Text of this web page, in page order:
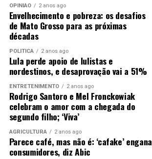
OPINIÃO 2 anos ago
Envelhecimento e pobreza: os desafios
de Mato Grosso para as próximas
décadas
POLÍTICA 2 anos ago
Lula perde apoio de lulistas e
nordestinos, e desaprovação vai a 51%
ENTRETENIMENTO 2 anos ago
Rodrigo Santoro e Mel Fronckowiak
celebram o amor com a chegada do
segundo filho; ‘Viva’
AGRICULTURA 2 anos ago
Parece café, mas não é: ‘cafake’ engana
consumidores, diz Abic